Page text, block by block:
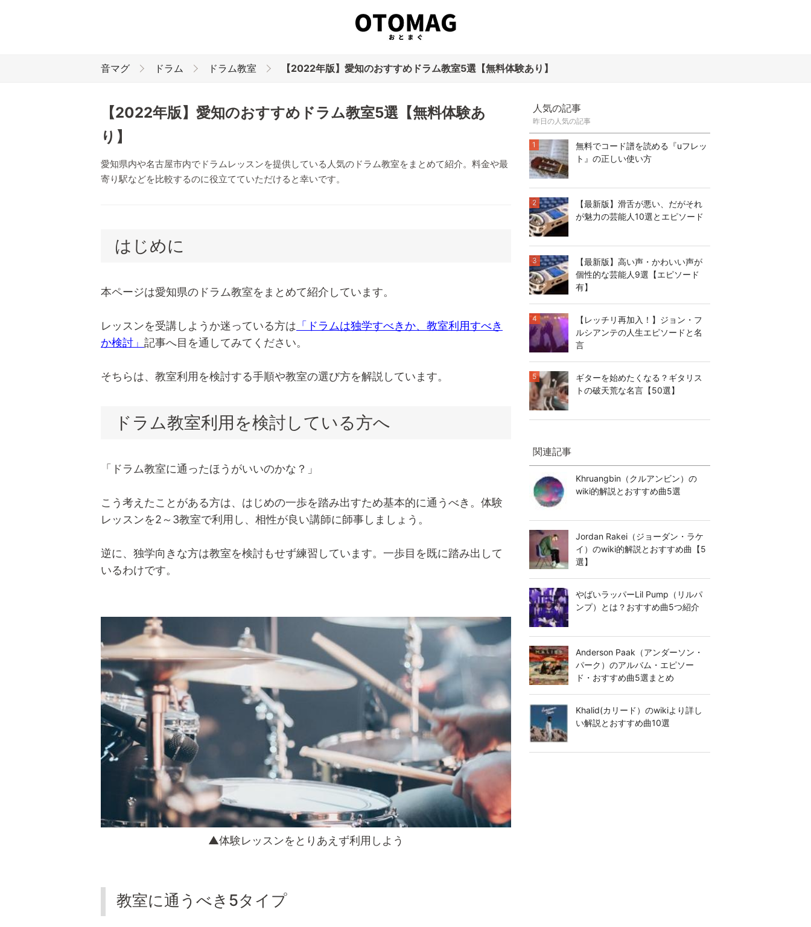
音マグ ドラム ドラム教室 【2022年版】愛知のおすすめドラム教室5選【無料体験あり】
【2022年版】愛知のおすすめドラム教室5選【無料体験あ
り】
愛知県内や名古屋市内でドラムレッスンを提供している人気のドラム教室をまとめて紹介。料金や最
寄り駅などを比較するのに役立てていただけると幸いです。
はじめに
本ページは愛知県のドラム教室をまとめて紹介しています。
レッスンを受講しようか迷っている方は 「ドラムは独学すべきか、教室利用すべき
か検討」 記事へ目を通してみてください。
そちらは、教室利用を検討する手順や教室の選び方を解説しています。
ドラム教室利用を検討している方へ
「ドラム教室に通ったほうがいいのかな？」
こう考えたことがある方は、はじめの一歩を踏み出すため基本的に通うべき。体験
レッスンを2～3教室で利用し、相性が良い講師に師事しましょう。
逆に、独学向きな方は教室を検討もせず練習しています。一歩目を既に踏み出して
いるわけです。
▲体験レッスンをとりあえず利用しよう
教室に通うべき5タイプ
人気の記事
昨日の人気の記事
無料でコード譜を読める『uフレッ
ト』の正しい使い方
1
【最新版】滑舌が悪い、だがそれ
が魅力の芸能人10選とエピソード
2
【最新版】高い声・かわいい声が
個性的な芸能人9選【エピソード
有】
3
【レッチリ再加入！】ジョン・フ
ルシアンテの人生エピソードと名
言
4
ギターを始めたくなる？ギタリス
トの破天荒な名言【50選】
5
関連記事
Khruangbin（クルアンビン）の
wiki的解説とおすすめ曲5選
Jordan Rakei（ジョーダン・ラケ
イ）のwiki的解説とおすすめ曲【5
選】
やばいラッパーLil Pump（リルパ
ンプ）とは？おすすめ曲5つ紹介
Anderson Paak（アンダーソン・
パーク）のアルバム・エピソー
ド・おすすめ曲5選まとめ
Khalid(カリード）のwikiより詳し
い解説とおすすめ曲10選